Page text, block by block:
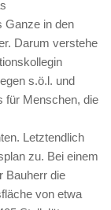
Ganze in den
Darum verstehe
s.ö.l. und
für Menschen, die
Letztendlich
zu. Bei einem
Bauherr die
von etwa